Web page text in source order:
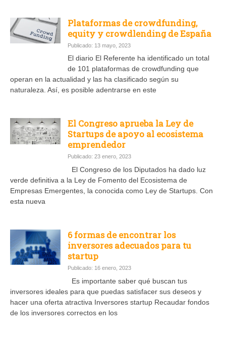
Plataformas de crowdfunding,
equity y crowdlending de España
Publicado: 13 mayo, 2023
El diario El Referente ha identificado un total
de 101 plataformas de crowdfunding que
operan en la actualidad y las ha clasificado según su
naturaleza. Así, es posible adentrarse en este
El Congreso aprueba la Ley de
Startups de apoyo al ecosistema
emprendedor
Publicado: 23 enero, 2023
El Congreso de los Diputados ha dado luz
verde definitiva a la Ley de Fomento del Ecosistema de
Empresas Emergentes, la conocida como Ley de Startups. Con
esta nueva
6 formas de encontrar los
inversores adecuados para tu
startup
Publicado: 16 enero, 2023
Es importante saber qué buscan tus
inversores ideales para que puedas satisfacer sus deseos y
hacer una oferta atractiva Inversores startup Recaudar fondos
de los inversores correctos en los